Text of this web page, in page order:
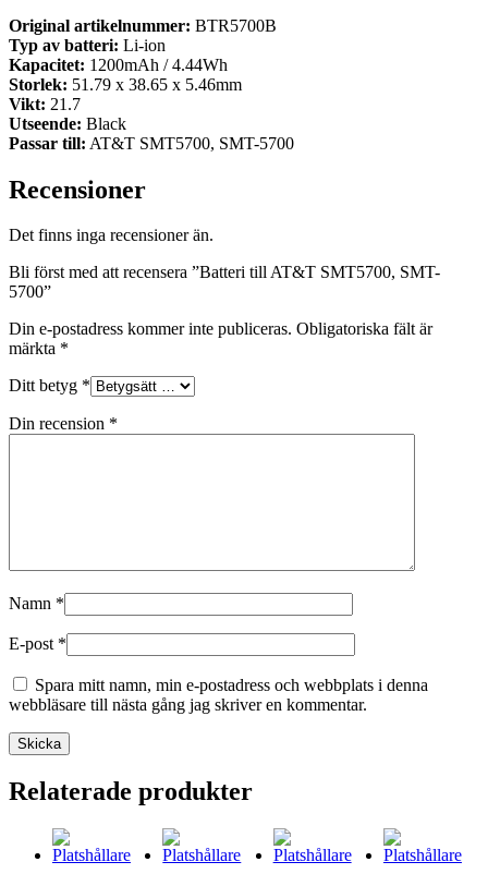
Original artikelnummer: BTR5700B
Typ av batteri: Li-ion
Kapacitet: 1200mAh / 4.44Wh
Storlek: 51.79 x 38.65 x 5.46mm
Vikt: 21.7
Utseende: Black
Passar till: AT&T SMT5700, SMT-5700
Recensioner
Det finns inga recensioner än.
Bli först med att recensera ”Batteri till AT&T SMT5700, SMT-
5700”
Din e-postadress kommer inte publiceras. Obligatoriska fält är
märkta *
Ditt betyg *
Din recension *
Namn *
E-post *
Spara mitt namn, min e-postadress och webbplats i denna
webbläsare till nästa gång jag skriver en kommentar.
Relaterade produkter